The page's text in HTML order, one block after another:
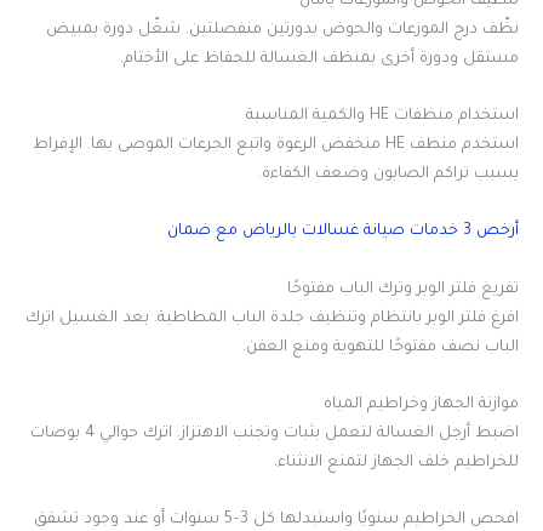
نظّف درج الموزعات والحوض بدورتين منفصلتين. شغّل دورة بمبيض
مستقل ودورة أخرى بمنظف الغسالة للحفاظ على الأختام.
استخدام منظفات HE والكمية المناسبة
استخدم منظف HE منخفض الرغوة واتبع الجرعات الموصى بها. الإفراط
يسبب تراكم الصابون وضعف الكفاءة.
أرخص 3 خدمات صيانة غسالات بالرياض مع ضمان
تفريغ فلتر الوبر وترك الباب مفتوحًا
افرغ فلتر الوبر بانتظام وتنظيف جلدة الباب المطاطية. بعد الغسيل اترك
الباب نصف مفتوحًا للتهوية ومنع العفن.
موازنة الجهاز وخراطيم المياه
اضبط أرجل الغسالة لتعمل بثبات وتجنب الاهتزاز. اترك حوالي 4 بوصات
للخراطيم خلف الجهاز لتمنع الانثناء.
افحص الخراطيم سنويًا واستبدلها كل 3–5 سنوات أو عند وجود تشقق